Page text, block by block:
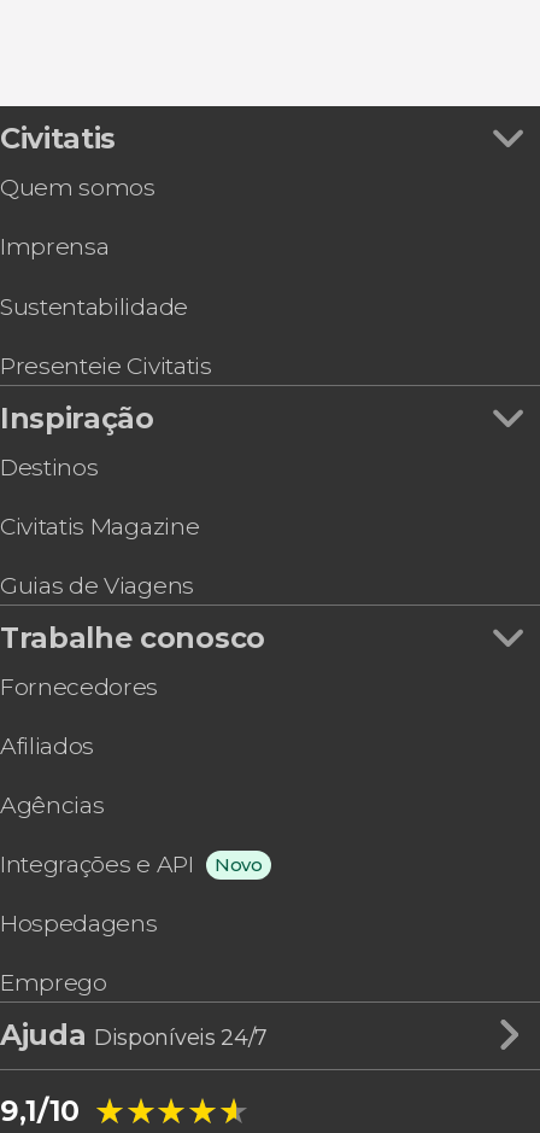
Civitatis
Quem somos
Imprensa
Sustentabilidade
Presenteie Civitatis
Inspiração
Destinos
Civitatis Magazine
Guias de Viagens
Trabalhe conosco
Fornecedores
Afiliados
Agências
Integrações e API Novo
Hospedagens
Emprego
Ajuda Disponíveis 24/7
9,1/10 ★★★★★
★★★★★